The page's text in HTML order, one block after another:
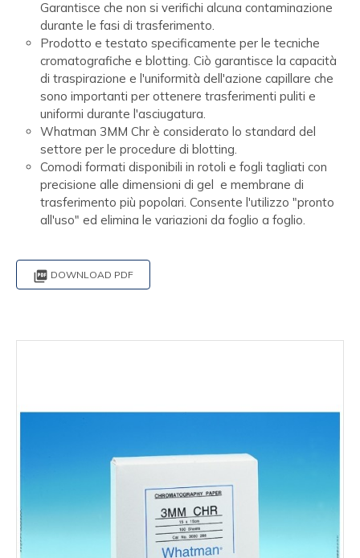
Garantisce che non si verifichi alcuna contaminazione
durante le fasi di trasferimento.
Prodotto e testato specificamente per le tecniche
cromatografiche e blotting. Ciò garantisce la capacità
di traspirazione e l'uniformità dell'azione capillare che
sono importanti per ottenere trasferimenti puliti e
uniformi durante l'asciugatura.
Whatman 3MM Chr è considerato lo standard del
settore per le procedure di blotting.
Comodi formati disponibili in rotoli e fogli tagliati con
precisione alle dimensioni di gel e membrane di
trasferimento più popolari. Consente l'utilizzo "pronto
all'uso" ed elimina le variazioni da foglio a foglio.
 DOWNLOAD PDF